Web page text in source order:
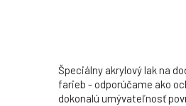
Špeciálny akrylový lak na
farieb - odporúčame ako
dokonalú umývateľnosť